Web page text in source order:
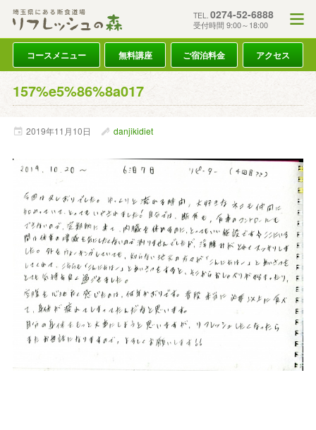
TEL. 0274-52-6888
受付時間 9:00～18:00
コースメニュー 無料講座 ご宿泊料金 アクセス
157%e5%86%8a017
2019年11月10日 danjikidiet